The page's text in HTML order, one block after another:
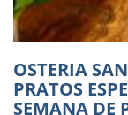
OSTERIA
PRATOS
SEMANA DE